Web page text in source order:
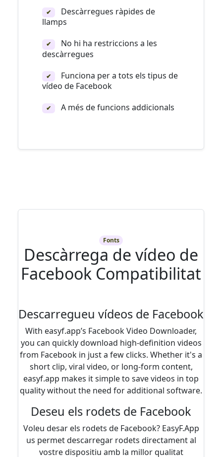
✔
Descàrregues ràpides de
llamps
✔
No hi ha restriccions a les
descàrregues
✔
Funciona per a tots els tipus de
vídeo de Facebook
✔ A més de funcions addicionals
Fonts
Descàrrega de vídeo de
Facebook Compatibilitat
Descarregueu vídeos de Facebook
With easyf.app’s Facebook Video Downloader,
you can quickly download high-definition videos
from Facebook in just a few clicks. Whether it's a
short clip, viral video, or long-form content,
easyf.app makes it simple to save videos in top
quality without the need for additional software.
Deseu els rodets de Facebook
Voleu desar els rodets de Facebook? EasyF.App
us permet descarregar rodets directament al
vostre dispositiu amb la millor qualitat